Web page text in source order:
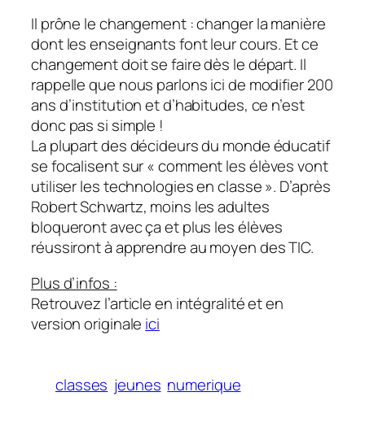
Il prône le changement : changer la manière
dont les enseignants font leur cours. Et ce
changement doit se faire dès le départ. Il
rappelle que nous parlons ici de modifier 200
ans d’institution et d’habitudes, ce n’est
donc pas si simple !
La plupart des décideurs du monde éducatif
se focalisent sur « comment les élèves vont
utiliser les technologies en classe». D’après
Robert Schwartz, moins les adultes
bloqueront avec ça et plus les élèves
réussiront à apprendre au moyen des TIC.
Plus d’infos :
Retrouvez l’article en intégralité et en
version originale ici
classes jeunes numerique